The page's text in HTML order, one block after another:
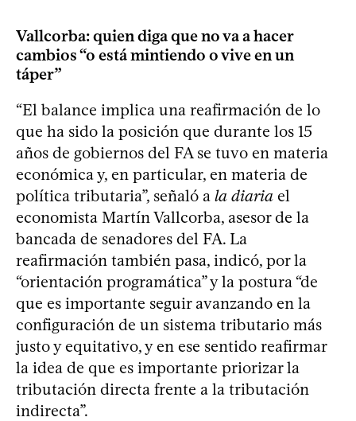
Vallcorba: quien diga que no va a hacer
cambios “o está mintiendo o vive en un
táper”
“El balance implica una reafirmación de lo
que ha sido la posición que durante los 15
años de gobiernos del FA se tuvo en materia
económica y, en particular, en materia de
política tributaria”, señaló a la diaria el
economista Martín Vallcorba, asesor de la
bancada de senadores del FA. La
reafirmación también pasa, indicó, por la
“orientación programática” y la postura “de
que es importante seguir avanzando en la
configuración de un sistema tributario más
justo y equitativo, y en ese sentido reafirmar
la idea de que es importante priorizar la
tributación directa frente a la tributación
indirecta”.